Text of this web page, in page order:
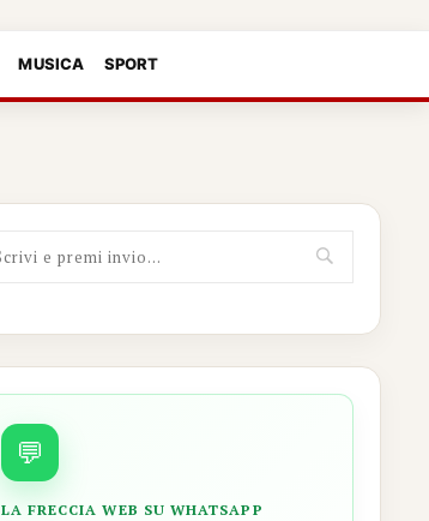
MUSICA SPORT
💬
LA FRECCIA WEB SU WHATSAPP